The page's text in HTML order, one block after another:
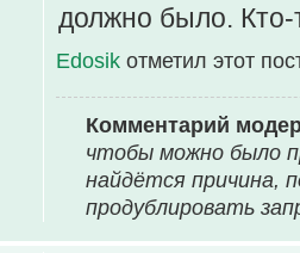
должно было.
Edosik отметил этот
Комментарий
чтобы можно было
найдётся причина,
продублировать